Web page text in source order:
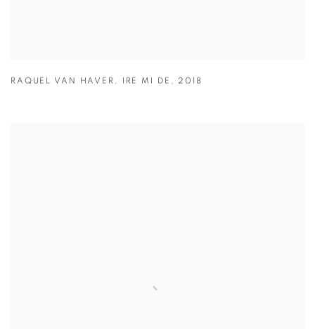
RAQUEL VAN HAVER , IRE MI DE , 2018